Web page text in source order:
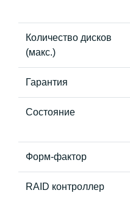
Количество дисков
(макс.)
Гарантия
Состояние
Форм-фактор
RAID контроллер